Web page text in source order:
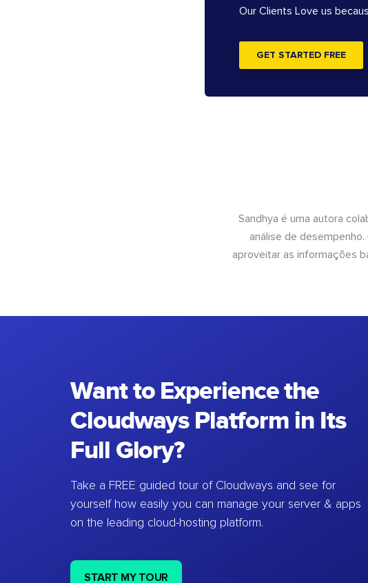
Our Clients Love us
GET STARTED FREE
Sandhya é uma autora
análise de
aproveitar as informações
Want to Experience the
Cloudways Platform in Its
Full Glory?
Take a FREE guided tour of Cloudways and see for
yourself how easily you can manage your server & apps
on the leading cloud-hosting platform.
START MY TOUR